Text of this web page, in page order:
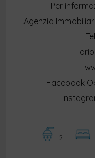
Per
Agenzia
Facebook
2